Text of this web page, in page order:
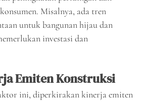
Misalnya, ada tren
untuk bangunan hijau dan
investasi dan
Emiten Konstruksi
ini, diperkirakan kinerja emiten